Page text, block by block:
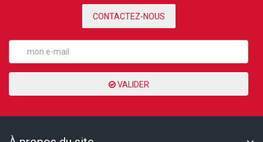
CONTACTEZ-NOUS
VALIDER